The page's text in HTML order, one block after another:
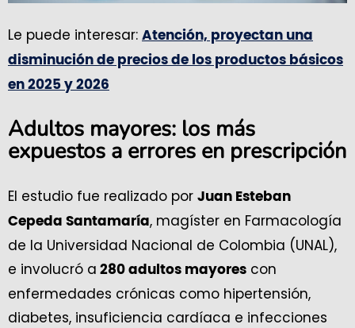
Le puede interesar: Atención, proyectan una
disminución de precios de los productos básicos
en 2025 y 2026
Adultos mayores: los más
expuestos a errores en prescripción
El estudio fue realizado por Juan Esteban
Cepeda Santamaría, magíster en Farmacología
de la Universidad Nacional de Colombia (UNAL),
e involucró a 280 adultos mayores con
enfermedades crónicas como hipertensión,
diabetes, insuficiencia cardíaca e infecciones